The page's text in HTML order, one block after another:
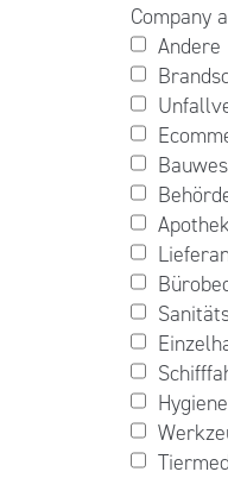
Company
Andere